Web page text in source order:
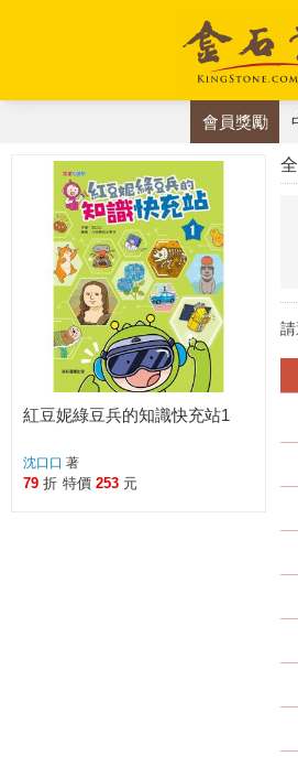
會員獎勵
請
紅豆妮綠豆兵的知識快充站1
沈口口 著
79 折 特價 253 元